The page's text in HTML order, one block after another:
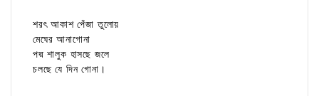
শরৎ আকাশ পেঁজা তুলোয়
মেঘের আনাগোনা
পদ্ম শালুক হাসছে জলে
চলছে যে দিন গোনা।